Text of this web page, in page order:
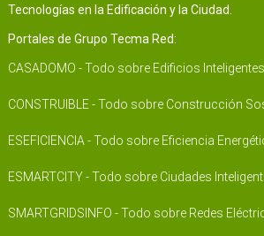
Tecnologías en la Edificación y la Ciudad.
Portales de Grupo Tecma Red:
CASADOMO - Todo sobre Edificios Inteligentes
CONSTRUIBLE - Todo sobre Construcción
ESEFICIENCIA - Todo sobre Eficiencia
ESMARTCITY - Todo sobre Ciudades
SMARTGRIDSINFO - Todo sobre Redes